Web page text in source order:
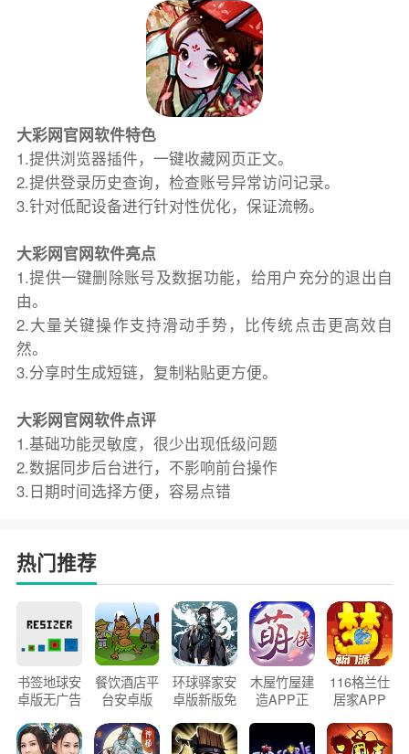
大彩网官网软件特色
1.提供浏览器插件，一键收藏网页正文。
2.提供登录历史查询，检查账号异常访问记录。
3.针对低配设备进行针对性优化，保证流畅。
大彩网官网软件亮点
1.提供一键删除账号及数据功能，给用户充分的退出自
由。
2.大量关键操作支持滑动手势，比传统点击更高效自
然。
3.分享时生成短链，复制粘贴更方便。
大彩网官网软件点评
1.基础功能灵敏度，很少出现低级问题
2.数据同步后台进行，不影响前台操作
3.日期时间选择方便，容易点错
热门推荐
书签地球安
卓版无广告
餐饮酒店平
台安卓版
环球驿家安
卓版新版免
木屋竹屋建
造APP正
116格兰仕
居家APP